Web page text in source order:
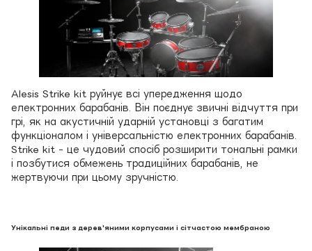
Alesis Strike kit руйнує всі упередження щодо
електронних барабанів. Він поєднує звичні відчуття при
грі, як на акустичній ударній установці з багатим
функціоналом і універсальністю електронних барабанів.
Strike kit - це чудовий спосіб розширити тональні рамки
і позбутися обмежень традиційних барабанів, не
жертвуючи при цьому зручністю.
Унікальні педи з дерев'яними корпусами і сітчастою мембраною